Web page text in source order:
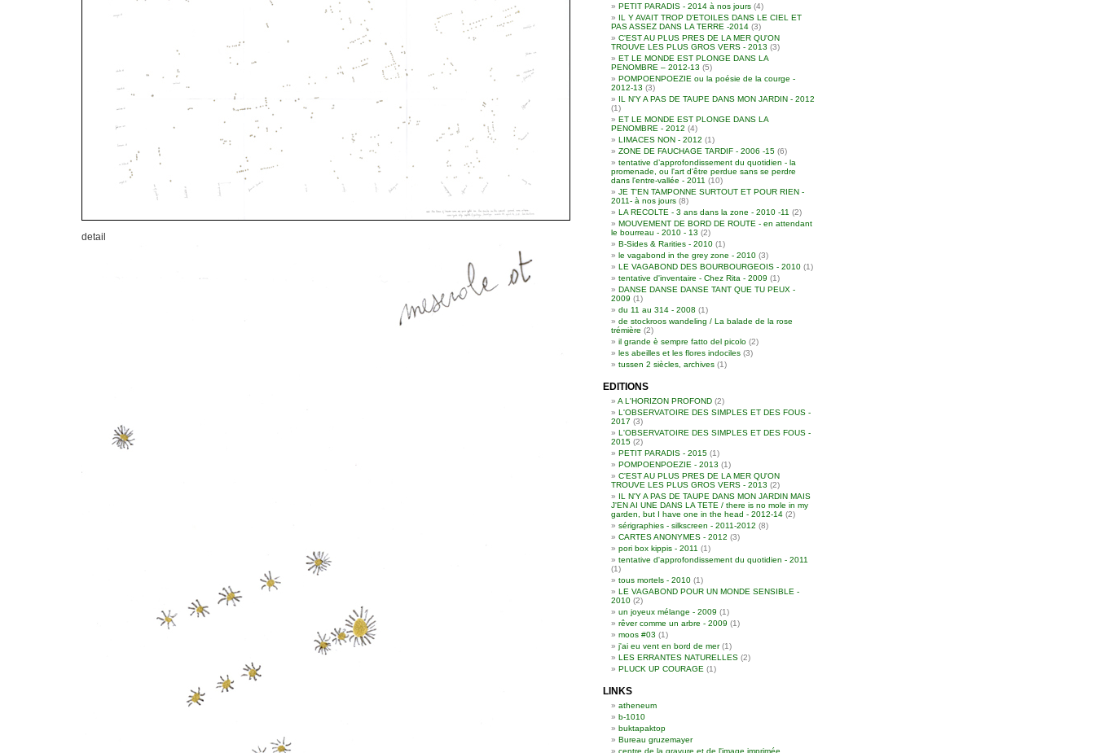
detail
PETIT PARADIS - 2014 à nos jours (4)
IL Y AVAIT TROP D'ETOILES DANS LE CIEL ET
PAS ASSEZ DANS LA TERRE -2014 (3)
C'EST AU PLUS PRES DE LA MER QU'ON
TROUVE LES PLUS GROS VERS - 2013 (3)
ET LE MONDE EST PLONGE DANS LA
PENOMBRE – 2012-13 (5)
POMPOENPOEZIE ou la poésie de la courge -
2012-13 (3)
IL N'Y A PAS DE TAUPE DANS MON JARDIN - 2012
(1)
ET LE MONDE EST PLONGE DANS LA
PENOMBRE - 2012 (4)
LIMACES NON - 2012 (1)
ZONE DE FAUCHAGE TARDIF - 2006 -15 (6)
tentative d’approfondissement du quotidien - la
promenade, ou l'art d'être perdue sans se perdre
dans l'entre-vallée - 2011 (10)
JE T'EN TAMPONNE SURTOUT ET POUR RIEN -
2011- à nos jours (8)
LA RECOLTE - 3 ans dans la zone - 2010 -11 (2)
MOUVEMENT DE BORD DE ROUTE - en attendant
le bourreau - 2010 - 13 (2)
B-Sides & Rarities - 2010 (1)
le vagabond in the grey zone - 2010 (3)
LE VAGABOND DES BOURBOURGEOIS - 2010 (1)
tentative d'inventaire - Chez Rita - 2009 (1)
DANSE DANSE DANSE TANT QUE TU PEUX -
2009 (1)
du 11 au 314 - 2008 (1)
de stockroos wandeling / La balade de la rose
trémière (2)
il grande è sempre fatto del picolo (2)
les abeilles et les flores indociles (3)
tussen 2 siècles, archives (1)
EDITIONS
A L'HORIZON PROFOND (2)
L'OBSERVATOIRE DES SIMPLES ET DES FOUS -
2017 (3)
L'OBSERVATOIRE DES SIMPLES ET DES FOUS -
2015 (2)
PETIT PARADIS - 2015 (1)
POMPOENPOEZIE - 2013 (1)
C'EST AU PLUS PRES DE LA MER QU'ON
TROUVE LES PLUS GROS VERS - 2013 (2)
IL N'Y A PAS DE TAUPE DANS MON JARDIN MAIS
J'EN AI UNE DANS LA TETE / there is no mole in my
garden, but I have one in the head - 2012-14 (2)
sérigraphies - silkscreen - 2011-2012 (8)
CARTES ANONYMES - 2012 (3)
pori box kippis - 2011 (1)
tentative d'approfondissement du quotidien - 2011
(1)
tous mortels - 2010 (1)
LE VAGABOND POUR UN MONDE SENSIBLE -
2010 (2)
un joyeux mélange - 2009 (1)
rêver comme un arbre - 2009 (1)
moos #03 (1)
j'ai eu vent en bord de mer(1)
LES ERRANTES NATURELLES (2)
PLUCK UP COURAGE (1)
LINKS
atheneum
b-1010
buktapaktop
Bureau gruzemayer
centre de la gravure et de l'image imprimée